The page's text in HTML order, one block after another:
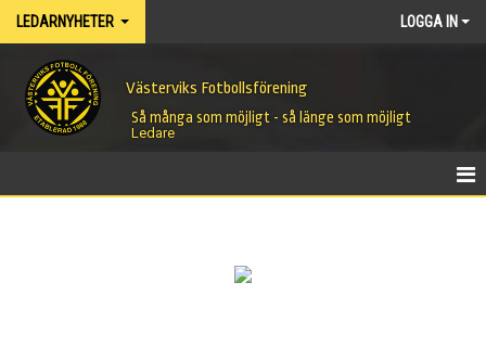
LEDARNYHETER LOGGA IN
Västerviks Fotbollsförening
Så många som möjligt - så länge som möjligt
Ledare